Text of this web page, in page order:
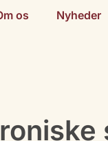
os Nyheder